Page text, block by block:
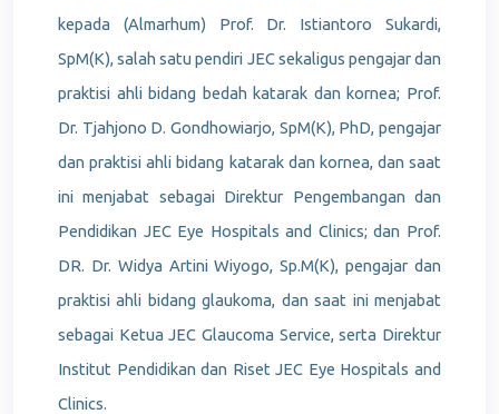
kepada (Almarhum) Prof. Dr. Istiantoro Sukardi,
SpM(K), salah satu pendiri JEC sekaligus pengajar dan
praktisi ahli bidang bedah katarak dan kornea; Prof.
Dr. Tjahjono D. Gondhowiarjo, SpM(K), PhD, pengajar
dan praktisi ahli bidang katarak dan kornea, dan saat
ini menjabat sebagai Direktur Pengembangan dan
Pendidikan JEC Eye Hospitals and Clinics; dan Prof.
DR. Dr. Widya Artini Wiyogo, Sp.M(K), pengajar dan
praktisi ahli bidang glaukoma, dan saat ini menjabat
sebagai Ketua JEC Glaucoma Service, serta Direktur
Institut Pendidikan dan Riset JEC Eye Hospitals and
Clinics.